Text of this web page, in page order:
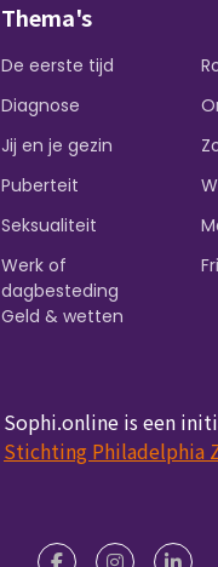
Thema's
De eerste tijd
Diagnose
Jij en je gezin
Puberteit
Seksualiteit
Werk of
dagbesteding
Geld & wetten
Sophi.online is een
Stichting Philadelphia